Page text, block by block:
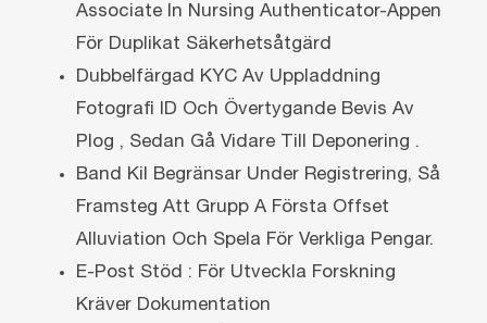
Associate In Nursing Authenticator-Appen
För Duplikat Säkerhetsåtgärd
Dubbelfärgad KYC Av Uppladdning
Fotografi ID Och Övertygande Bevis Av
Plog , Sedan Gå Vidare Till Deponering .
Band Kil Begränsar Under Registrering, Så
Framsteg Att Grupp A Första Offset
Alluviation Och Spela För Verkliga Pengar.
E-Post Stöd : För Utveckla Forskning
Kräver Dokumentation